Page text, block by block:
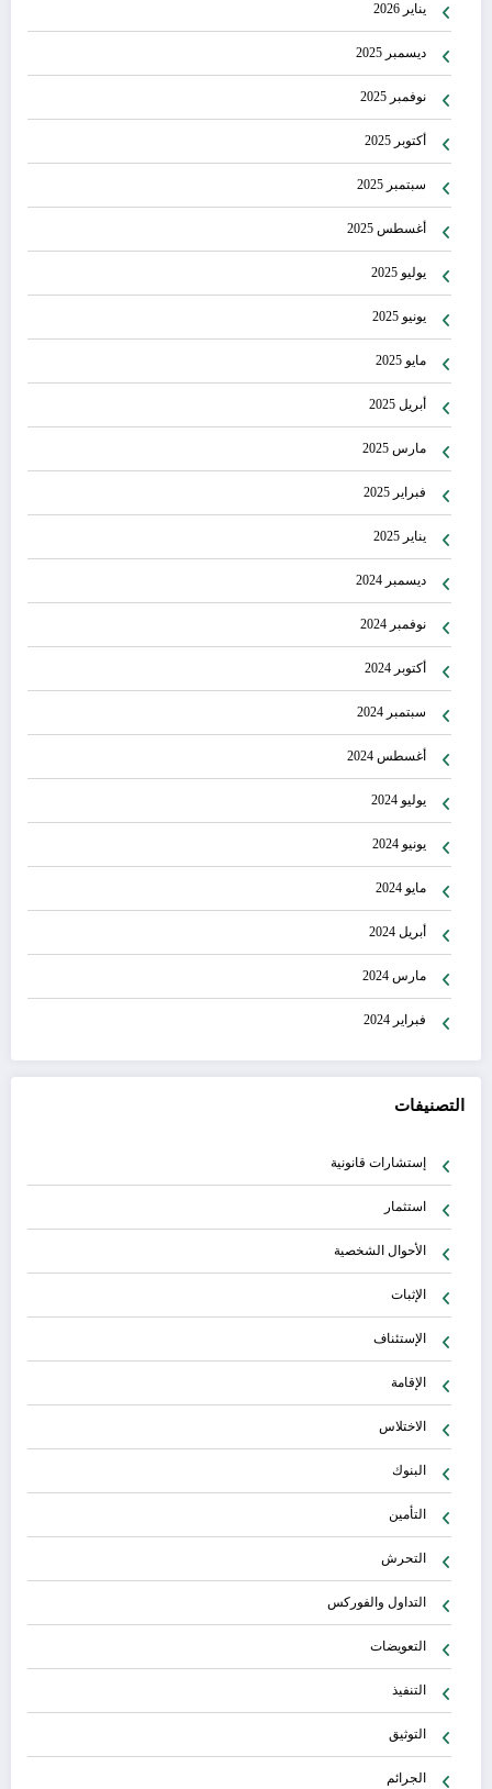
يناير 2026
ديسمبر 2025
نوفمبر 2025
أكتوبر 2025
سبتمبر 2025
أغسطس 2025
يوليو 2025
يونيو 2025
مايو 2025
أبريل 2025
مارس 2025
فبراير 2025
يناير 2025
ديسمبر 2024
نوفمبر 2024
أكتوبر 2024
سبتمبر 2024
أغسطس 2024
يوليو 2024
يونيو 2024
مايو 2024
أبريل 2024
مارس 2024
فبراير 2024
التصنيفات
إستشارات قانونية
استثمار
الأحوال الشخصية
الإثبات
الإستئناف
الإقامة
الاختلاس
البنوك
التأمين
التحرش
التداول والفوركس
التعويضات
التنفيذ
التوثيق
الجرائم